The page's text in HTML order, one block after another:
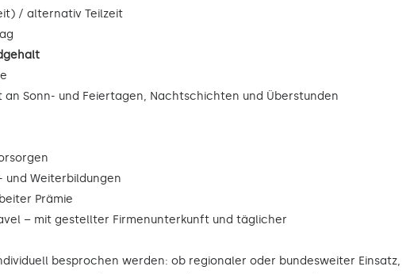
/ alternativ Teilzeit
an Sonn- und Feiertagen, Nachtschichten und Überstunden
und Weiterbildungen
Prämie
– mit gestellter Firmenunterkunft und täglicher
besprochen werden: ob regionaler oder bundesweiter Einsatz,